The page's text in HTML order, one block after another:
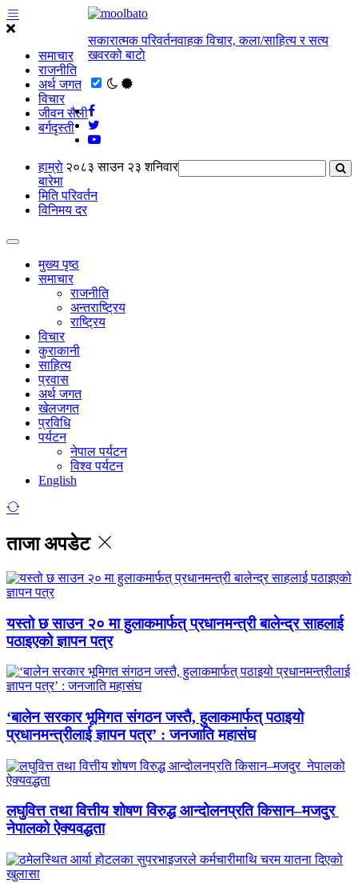
समाचार
राजनीति
अर्थ जगत
विचार
जीवन सैली
बर्गदृस्ती
सकारात्मक परिवर्तनवाहक विचार, कला/साहित्य र सत्य
खवरको बाटाे
२०८३ साउन २३ शनिवार
हाम्राे
बारेमा
मिति परिवर्तन
विनिमय दर
मुख्य पृष्ठ
समाचार
राजनीति
अन्तराष्ट्रिय
राष्ट्रिय
विचार
कुराकानी
साहित्य
प्रवास
अर्थ जगत
खेलजगत
प्रविधि
पर्यटन
नेपाल पर्यटन
विश्व पर्यटन
English
ताजा अपडेट
यस्तो छ साउन २० मा हुलाकमार्फत् प्रधानमन्त्री बालेन्द्र साहलाई
पठाइएको ज्ञापन पत्र
‘बालेन सरकार भूमिगत संगठन जस्तै, हुलाकमार्फत् पठाइयो
प्रधानमन्त्रीलाई ज्ञापन पत्र’ : जनजाति महासंघ
लघुवित्त तथा वित्तीय शोषण विरुद्ध आन्दोलनप्रति किसान–मजदुर
नेपालको ऐक्यवद्धता